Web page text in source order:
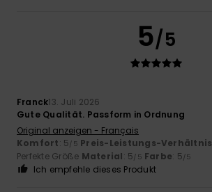
5/5
Franck13. Juli 2026
Gute Qualität. Passform in Ordnung
Original anzeigen - Français
Komfort: 5/5 Preis-Leistungs-Verhältnis
Perfekte Größe Material: 5/5 Farbe: 5/5
Ich empfehle dieses Produkt